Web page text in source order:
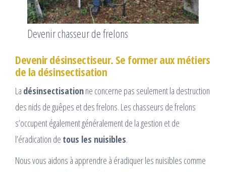
Devenir chasseur de frelons
Devenir désinsectiseur. Se former aux métiers
de la désinsectisation
La désinsectisationne concerne pas seulement la destruction
des nids de guêpes et des frelons. Les chasseurs de frelons
s’occupent également généralement de la gestion et de
l’éradication de tous les nuisibles.
Nous vous aidons à apprendre à éradiquer les nuisibles comme